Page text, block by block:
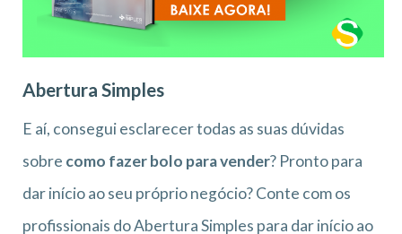
Abertura Simples
E aí, consegui esclarecer todas as suas dúvidas
sobre como fazer bolo para vender? Pronto para
dar início ao seu próprio negócio? Conte com os
profissionais do Abertura Simples para dar início ao